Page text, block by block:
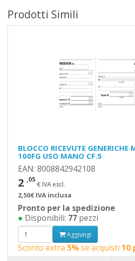
Prodotti Simili
BLOCCO RICEVUTE GENERICHE
100FG USO MANO CF.5
EAN: 8008842942108
2 ,05
€ IVA escl.
2,50€ IVA inclusa
Pronto per la spedizione
● Disponibili: 77 pezzi
Aggiungi
Sconto extra 5%se acquisti 10